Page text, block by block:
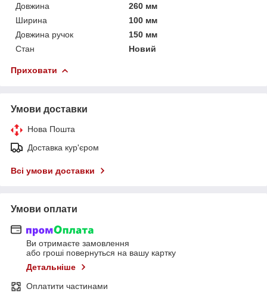
Довжина
260 мм
Ширина
100 мм
Довжина ручок
150 мм
Стан
Новий
Приховати
Умови доставки
Нова Пошта
Доставка кур'єром
Всі умови доставки
Умови оплати
Ви отримаєте замовлення
або гроші повернуться на вашу картку
Детальніше
Оплатити частинами